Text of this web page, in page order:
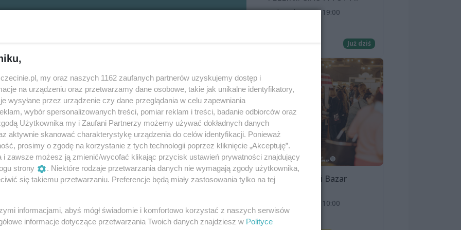
Za ile?
62,40 zł
tych historia w gabinecie psychologa –
8 sierpnia 2026, 19:00
Już dziś
Szczeciński Bazar
9 sierpnia 2026, 10:00
OFF Marina
my oraz naszych 1162 zaufanych partnerów uzyskujemy dostęp i
na urządzeniu oraz przetwarzamy dane osobowe, takie jak unikalne identyfikatory,
wysyłane przez urządzenie czy dane przeglądania w celu zapewniania
wybór spersonalizowanych treści, pomiar reklam i treści, badanie odbiorców oraz
Użytkownika my i Zaufani Partnerzy możemy używać dokładnych danych
aktywnie skanować charakterystykę urządzenia do celów identyfikacji. Ponieważ
prosimy o zgodę na korzystanie z tych technologii poprzez kliknięcie „Akceptuję”.
i zawsze możesz ją zmienić/wycofać klikając przycisk ustawień prywatności znajdujący
strony
. Niektóre rodzaje przetwarzania danych nie wymagają zgody użytkownika,
się takiemu przetwarzaniu. Preferencje będą miały zastosowania tylko na tej
informacjami, abyś mógł świadomie i komfortowo korzystać z naszych serwisów
informacje dotyczące przetwarzania Twoich danych znajdziesz w Polityce